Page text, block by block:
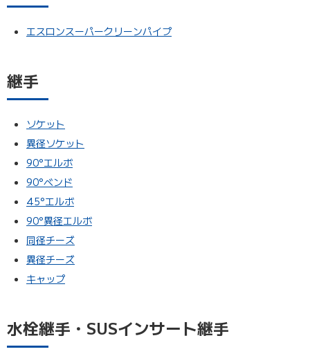
エスロンスーパークリーンパイプ
継手
ソケット
異径ソケット
90°エルボ
90°ベンド
45°エルボ
90°異径エルボ
同径チーズ
異径チーズ
キャップ
水栓継手・SUSインサート継手